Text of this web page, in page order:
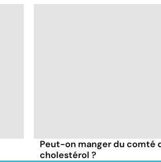
Peut-on manger du comté
cholestérol ?